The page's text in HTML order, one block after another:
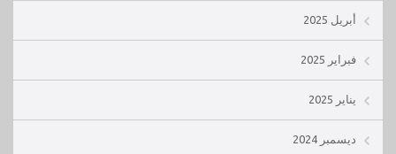
أبريل 2025
فبراير 2025
يناير 2025
ديسمبر 2024